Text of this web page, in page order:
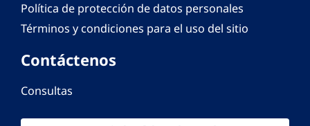
Política de protección de datos personales
Términos y condiciones para el uso del sitio
Contáctenos
Consultas